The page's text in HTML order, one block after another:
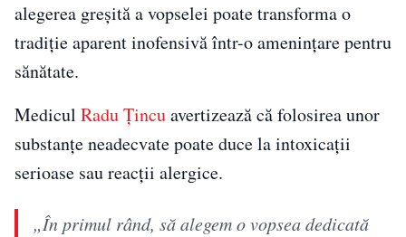
alegerea greșită a vopselei poate transforma o
tradiție aparent inofensivă într-o amenințare pentru
sănătate.
Medicul Radu Țincuavertizează că folosirea unor
substanțe neadecvate poate duce la intoxicații
serioase sau reacții alergice.
„În primul rând, să alegem o vopsea dedicată